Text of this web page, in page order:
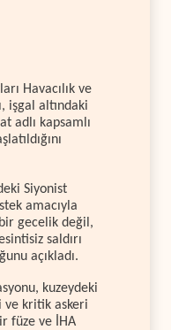
Havacılık ve
işgal altındaki
adlı kapsamlı
Siyonist
amacıyla
gecelik değil,
saldırı
açıkladı.
kuzeydeki
kritik askeri
füze ve İHA